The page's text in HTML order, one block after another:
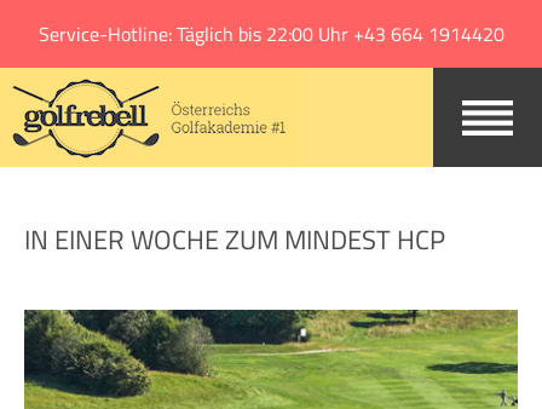
Service-Hotline: Täglich bis 22:00 Uhr +43 664 1914420
IN EINER WOCHE ZUM MINDEST HCP